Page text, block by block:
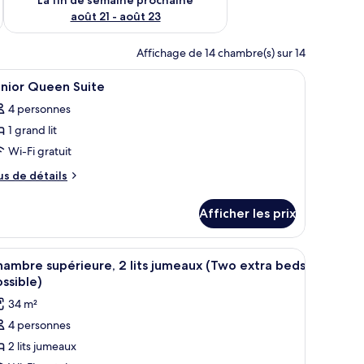
août 21 - août 23
Affichage de 14 chambre(s) sur 14
fer et planche à repasser
:
Une chambre d’hôtel comprenant un lit, un
6 Queen Suite
4 personnes
1 grand lit
Wi-Fi gratuit
de détails
Afficher les prix
une vue sur la ville.
canapé, une télévision et une vue sur la ville.Une chambre d’hôtel avec un grand lit, un
5
supérieure, 2 lits jumeaux (Two extra beds
34 m²
4 personnes
2 lits jumeaux